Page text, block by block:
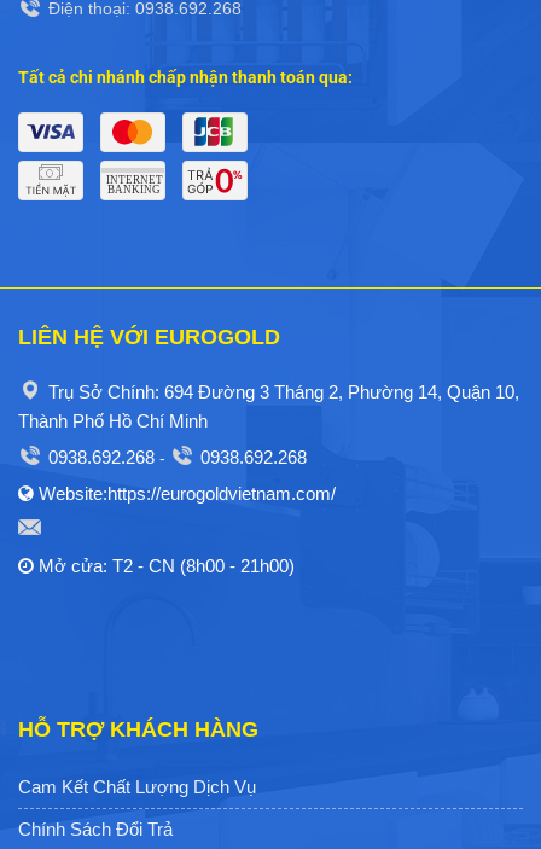
Điện thoại: 0938.692.268
Tất cả chi nhánh chấp nhận thanh toán qua:
LIÊN HỆ VỚI EUROGOLD
Trụ Sở Chính: 694 Đường 3 Tháng 2, Phường 14, Quận 10,
Thành Phố Hồ Chí Minh
0938.692.268 -
0938.692.268
Website:https://eurogoldvietnam.com/
Mở cửa: T2 - CN (8h00 - 21h00)
HỖ TRỢ KHÁCH HÀNG
Cam Kết Chất Lượng Dịch Vụ
Chính Sách Đổi Trả